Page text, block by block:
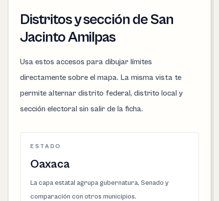
Distritos y sección de San
Jacinto Amilpas
Usa estos accesos para dibujar límites
directamente sobre el mapa. La misma vista te
permite alternar distrito federal, distrito local y
sección electoral sin salir de la ficha.
ESTADO
Oaxaca
La capa estatal agrupa gubernatura, Senado y
comparación con otros municipios.